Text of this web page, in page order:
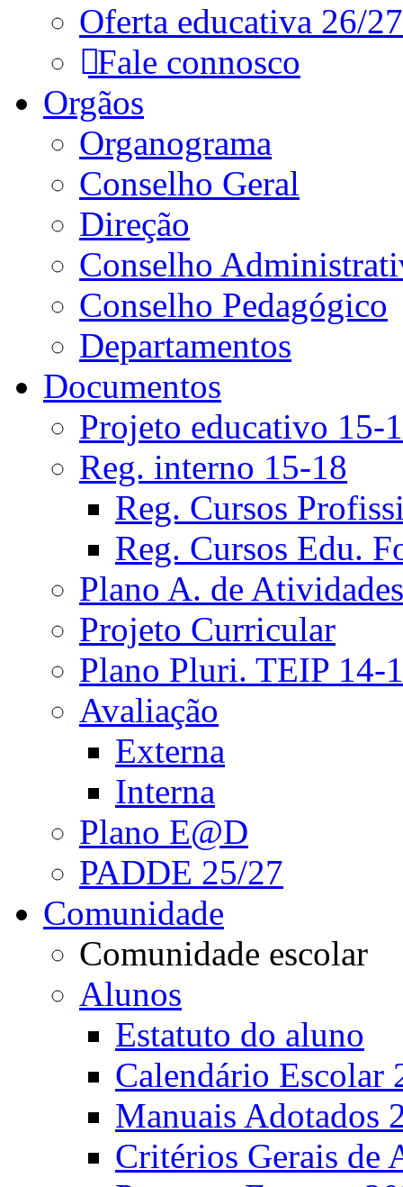
Oferta educativa 26/27
Fale connosco
Orgãos
Organograma
Conselho Geral
Direção
Conselho
Conselho Pedagógico
Departamentos
Documentos
Projeto educativo 15-
Reg. interno 15-18
Reg. Cursos
Reg. Cursos Edu.
Plano A. de Atividades
Projeto Curricular
Plano Pluri. TEIP 14-
Avaliação
Externa
Interna
Plano E@D
PADDE 25/27
Comunidade
Comunidade escolar
Alunos
Estatuto do aluno
Calendário Escolar
Manuais Adotados
Critérios Gerais de